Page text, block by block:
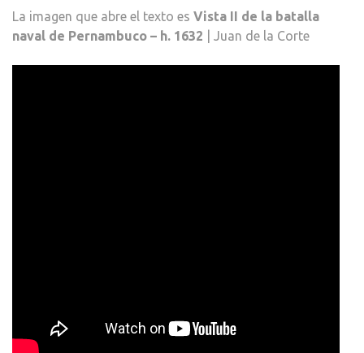
La imagen que abre el texto es Vista II de la batalla
naval de Pernambuco – h. 1632 | Juan de la Corte